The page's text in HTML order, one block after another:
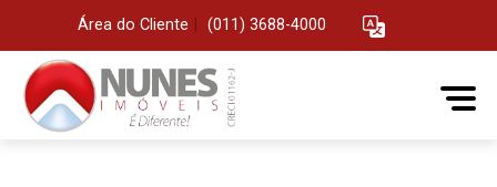
Área do Cliente (011) 3688-4000